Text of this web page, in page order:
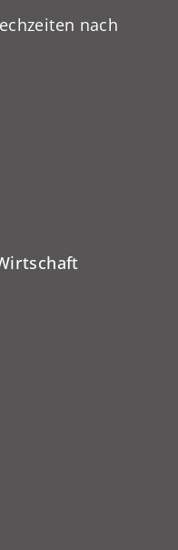
nach